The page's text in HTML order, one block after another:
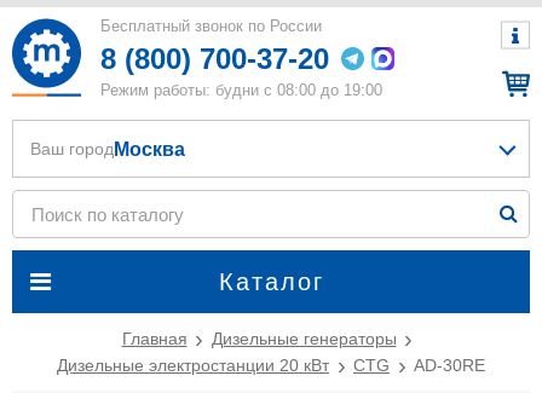
Бесплатный звонок по России
8 (800) 700-37-20
Режим работы: будни с 08:00 до 19:00
Каталог
Ваш город Москва
Главная
Дизельные генераторы
Дизельные электростанции 20 кВт
CTG AD-30RE